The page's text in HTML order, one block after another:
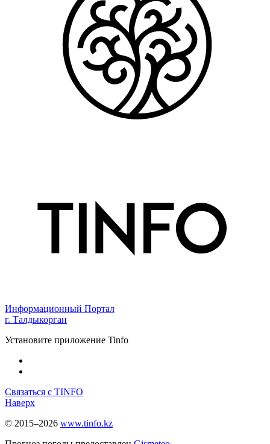
Информационный Портал
г. Талдыкорган
Установите приложение Tinfo
Связаться с TINFO
Наверх
© 2015–2026 www.tinfo.kz